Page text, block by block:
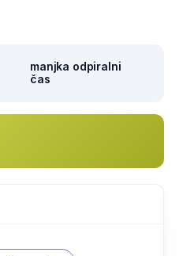
manjka odpiralni
čas